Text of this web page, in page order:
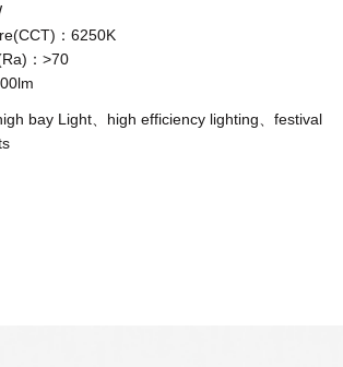
：6250K
：>70
bay Light、high efficiency lighting、festival